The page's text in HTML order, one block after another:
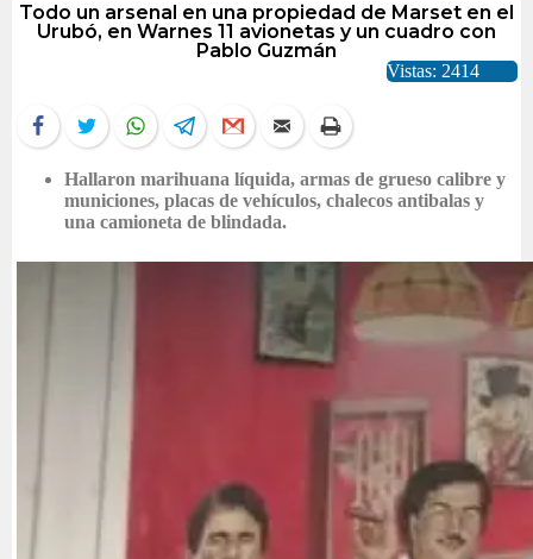
Todo un arsenal en una propiedad de Marset en el
Urubó, en Warnes 11 avionetas y un cuadro con
Pablo Guzmán
Vistas: 2414
Hallaron marihuana líquida, armas de grueso calibre y
municiones, placas de vehículos, chalecos antibalas y
una camioneta de blindada.